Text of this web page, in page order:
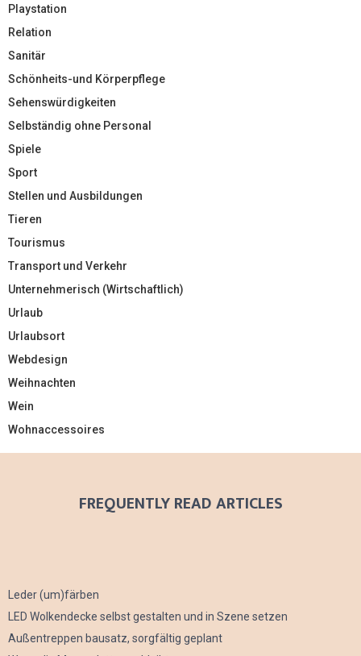
Playstation
Relation
Sanitär
Schönheits-und Körperpflege
Sehenswürdigkeiten
Selbständig ohne Personal
Spiele
Sport
Stellen und Ausbildungen
Tieren
Tourismus
Transport und Verkehr
Unternehmerisch (Wirtschaftlich)
Urlaub
Urlaubsort
Webdesign
Weihnachten
Wein
Wohnaccessoires
FREQUENTLY READ ARTICLES
Leder (um)färben
LED Wolkendecke selbst gestalten und in Szene setzen
Außentreppen bausatz, sorgfältig geplant